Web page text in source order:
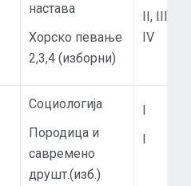
настава
Хорско певање
2,3,4 (изборни)
II, III,
IV
Социологија
Породица и
савремено
друшт.(изб.)
I
I